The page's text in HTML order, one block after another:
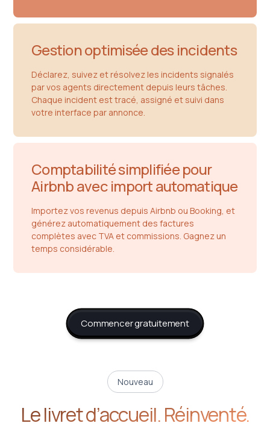
Gestion optimisée des incidents
Déclarez, suivez et résolvez les incidents signalés
par vos agents directement depuis leurs tâches.
Chaque incident est tracé, assigné et suivi dans
votre interface par annonce.
Comptabilité simplifiée pour
Airbnb avec import automatique
Importez vos revenus depuis Airbnb ou Booking, et
générez automatiquement des factures
complètes avec TVA et commissions. Gagnez un
temps considérable.
Commencer gratuitement
Nouveau
Le livret d’accueil. Réinventé.